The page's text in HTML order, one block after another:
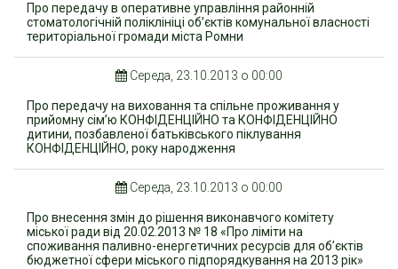
Про передачу в оперативне управління районній
стоматологічній поліклініці об’єктів комунальної власності
територіальної громади міста Ромни
Середа, 23.10.2013 о 00:00
Про передачу на виховання та спільне проживання у
прийомну сім’ю КОНФІДЕНЦІЙНО та КОНФІДЕНЦІЙНО
дитини, позбавленої батьківського піклування
КОНФІДЕНЦІЙНО, року народження
Середа, 23.10.2013 о 00:00
Про внесення змін до рішення виконавчого комітету
міської ради від 20.02.2013 № 18 «Про ліміти на
споживання паливно-енергетичних ресурсів для об’єктів
бюджетної сфери міського підпорядкування на 2013 рік»